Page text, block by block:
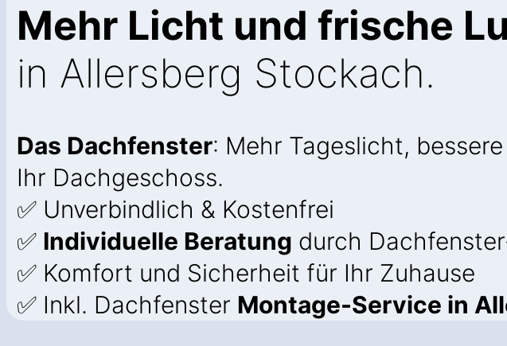
Mehr Licht und frische
in Allersberg Stockach.
Das Dachfenster: Mehr Tageslicht,
Ihr Dachgeschoss.
✅ Unverbindlich & Kostenfrei
✅ Individuelle Beratung durch
✅ Komfort und Sicherheit für Ihr Zuhause
✅ Inkl. Dachfenster Montage-Service in